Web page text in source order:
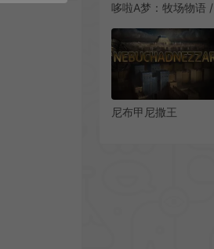
哆啦A梦：牧场物语 /
Seasons 农场经营模
拟游戏
尼布甲尼撒王